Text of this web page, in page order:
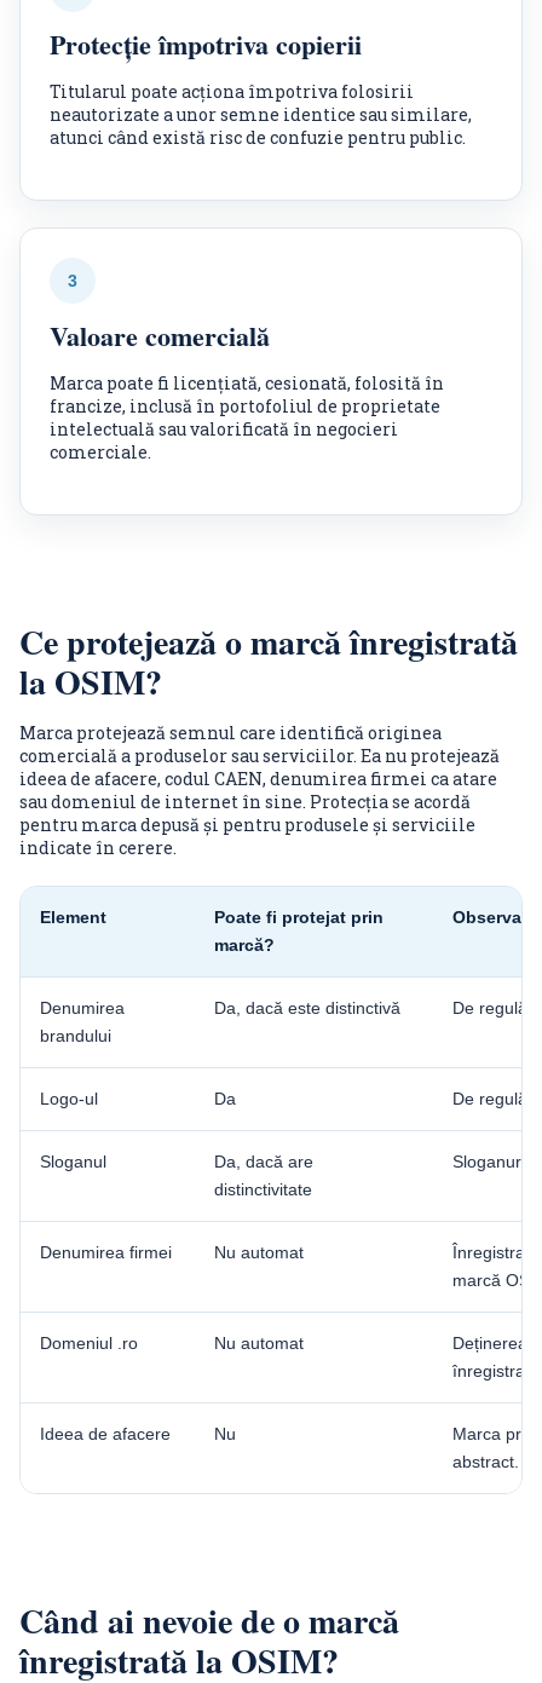
Protecție împotriva copierii
Titularul poate acționa împotriva folosirii
neautorizate a unor semne identice sau similare,
atunci când există risc de confuzie pentru public.
3
Valoare comercială
Marca poate fi licențiată, cesionată, folosită în
francize, inclusă în portofoliul de proprietate
intelectuală sau valorificată în negocieri
comerciale.
Ce protejează o marcă înregistrată
la OSIM?
Marca protejează semnul care identifică originea
comercială a produselor sau serviciilor. Ea nu protejează
ideea de afacere, codul CAEN, denumirea firmei ca atare
sau domeniul de internet în sine. Protecția se acordă
pentru marca depusă și pentru produsele și serviciile
indicate în cerere.
Element
Poate fi protejat prin
marcă?
Denumirea
brandului
Da, dacă este distinctivă De regulă,
Logo-ul Da De regulă,
Sloganul
Da, dacă are
distinctivitate
Denumirea firmei Nu automat
marcă
Domeniul .ro Nu automat
Deținerea
Ideea de afacere Nu
Marca
abstract.
Când ai nevoie de o marcă
înregistrată la OSIM?